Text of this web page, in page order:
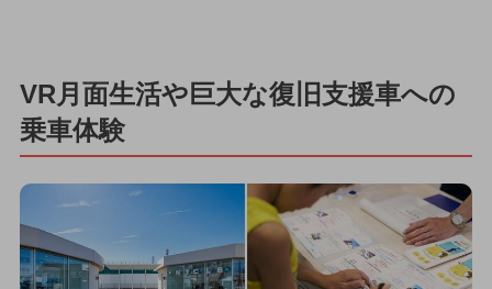
VR月面生活や巨大な復旧支援車への
乗車体験